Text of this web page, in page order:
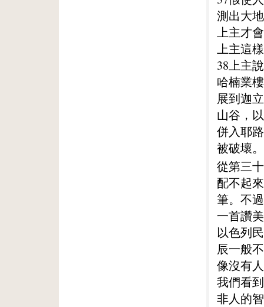
測出大
上主才
上主這
38上主
哈楠業
展到迦
山谷，
併入耶
被破壞
從第三
配不起
筆。不
一首讚
以色列
辰一般
像沒有
我們看
非人的